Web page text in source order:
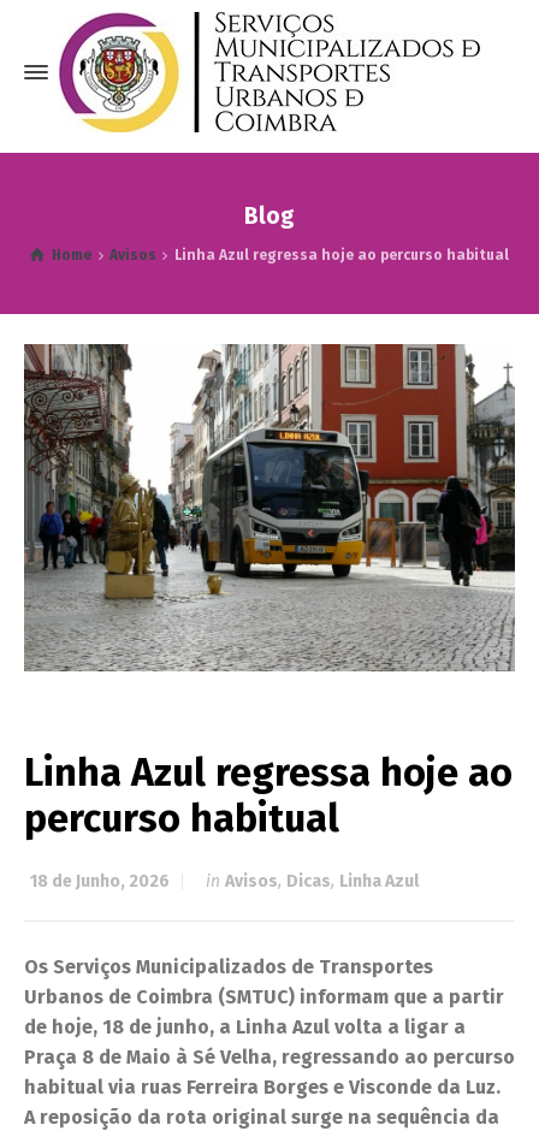
Blog
Home Avisos Linha Azul regressa hoje ao percurso habitual
Linha Azul regressa hoje ao
percurso habitual
18 de Junho, 2026 in Avisos, Dicas, Linha Azul
Os Serviços Municipalizados de Transportes
Urbanos de Coimbra (SMTUC) informam que a partir
de hoje, 18 de junho, a Linha Azul volta a ligar a
Praça 8 de Maio à Sé Velha, regressando ao percurso
habitual via ruas Ferreira Borges e Visconde da Luz.
A reposição da rota original surge na sequência da